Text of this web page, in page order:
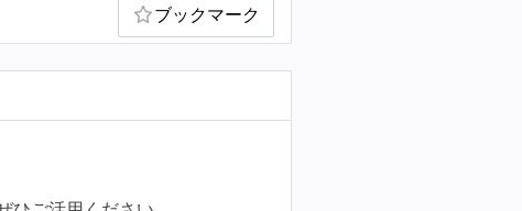
ブックマーク